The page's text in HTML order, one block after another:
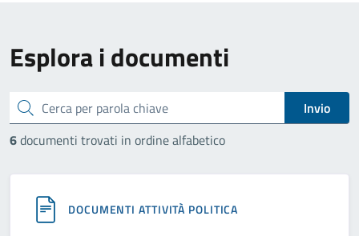
Esplora i documenti
cerca
Invio
6documenti trovati in ordine alfabetico
DOCUMENTI ATTIVITÀ POLITICA